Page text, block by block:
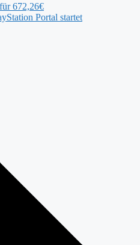
672,26€
Portal startet